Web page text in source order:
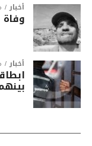
أخبار
أخبار